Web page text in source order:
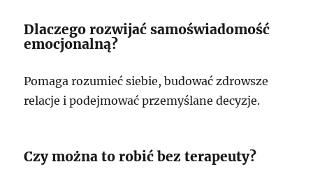
Dlaczego rozwijać samoświadomość
emocjonalną?
Pomaga rozumieć siebie, budować zdrowsze
relacje i podejmować przemyślane decyzje.
Czy można to robić bez terapeuty?